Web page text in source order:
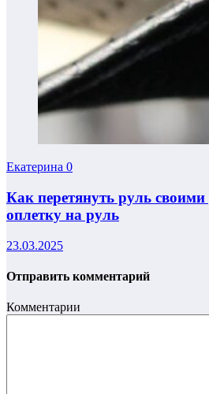
Екатерина 0
Как перетянуть руль
оплетку на руль
23.03.2025
Отправить комментарий
Комментарии